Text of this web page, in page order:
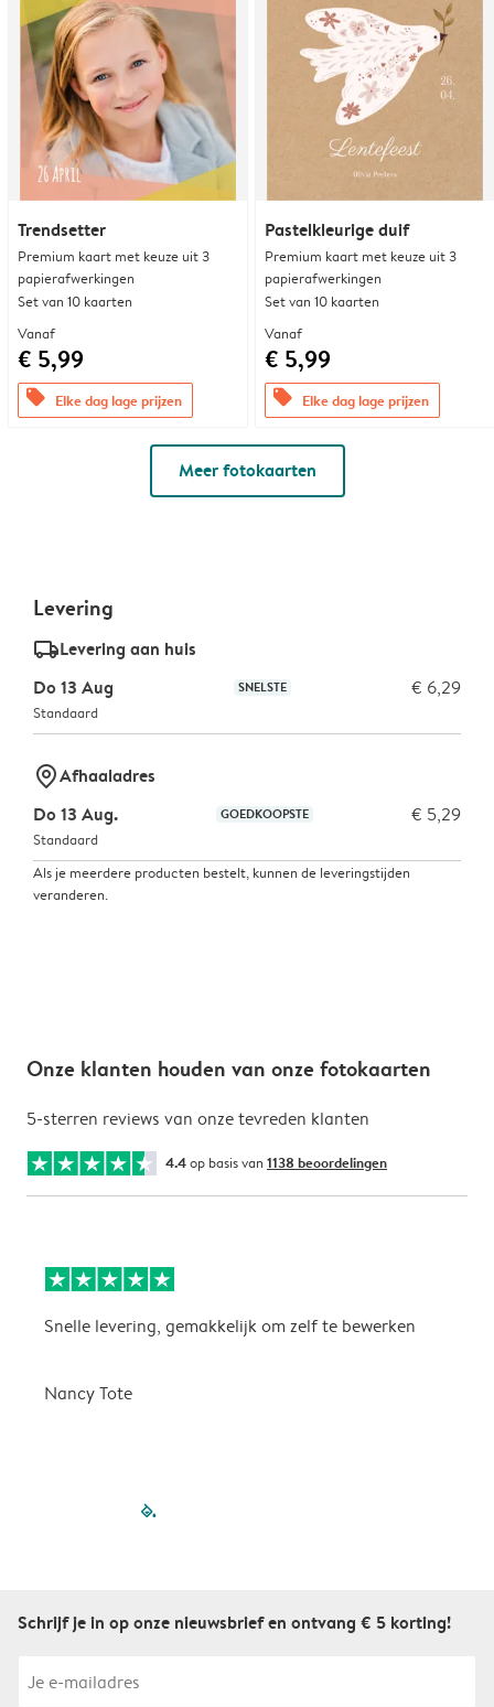
Trendsetter
Premium kaart met keuze uit 3
papierafwerkingen
Set van 10 kaarten
Vanaf
€ 5,99
offers Elke dag lage prijzen
Pastelkleurige duif
Premium kaart met keuze uit 3
papierafwerkingen
Set van 10 kaarten
Vanaf
€ 5,99
offers Elke dag lage prijzen
Meer fotokaarten
Levering
delivery_standard_v2Levering aan huis
Do 13 Aug
SNELSTE € 6,29
Standaard
marker-pinAfhaaladres
Do 13 Aug.
GOEDKOOPSTE € 5,29
Standaard
Als je meerdere producten bestelt, kunnen de leveringstijden
veranderen.
Onze klanten houden van onze fotokaarten
5-sterren reviews van onze tevreden klanten
4.4op basis van 1138 beoordelingen
Snelle levering, gemakkelijk om zelf te bewerken
Nancy Tote
filled-pagination
Schrijf je in op onze nieuwsbrief en ontvang € 5 korting!